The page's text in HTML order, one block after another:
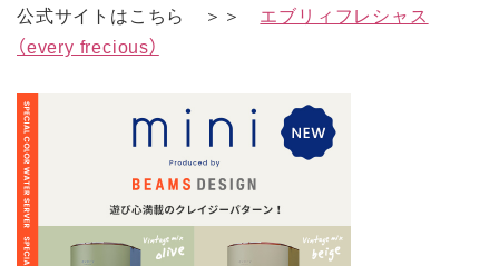
公式サイトはこちら ＞＞ エブリィフレシャス
（every frecious）